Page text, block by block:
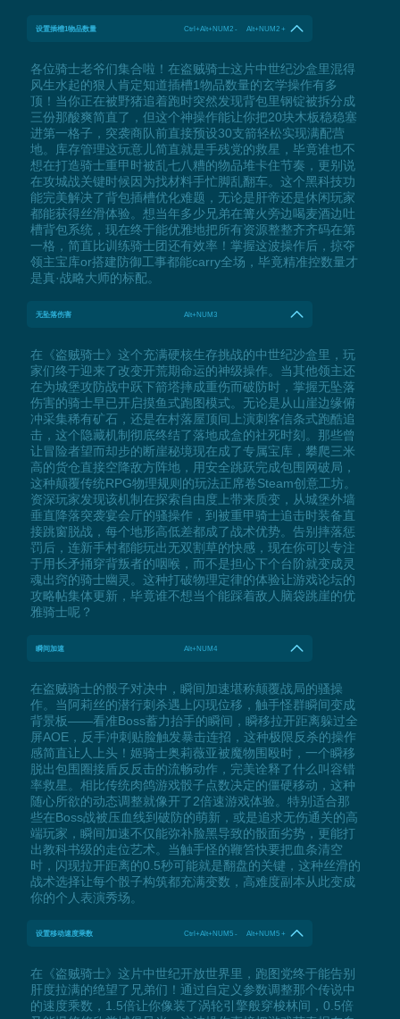
设置插槽1物品数量 Ctrl+Alt+NUM2 - Alt+NUM2 +
各位骑士老爷们集合啦！在盗贼骑士这片中世纪沙盒里混得
风生水起的狠人肯定知道插槽1物品数量的玄学操作有多
顶！当你正在被野猪追着跑时突然发现背包里钢锭被拆分成
三份那酸爽简直了，但这个神操作能让你把20块木板稳稳塞
进第一格子，突袭商队前直接预设30支箭轻松实现满配营
地。库存管理这玩意儿简直就是手残党的救星，毕竟谁也不
想在打造骑士重甲时被乱七八糟的物品堆卡住节奏，更别说
在攻城战关键时候因为找材料手忙脚乱翻车。这个黑科技功
能完美解决了背包插槽优化难题，无论是肝帝还是休闲玩家
都能获得丝滑体验。想当年多少兄弟在篝火旁边喝麦酒边吐
槽背包系统，现在终于能优雅地把所有资源整整齐齐码在第
一格，简直比训练骑士团还有效率！掌握这波操作后，掠夺
领主宝库or搭建防御工事都能carry全场，毕竟精准控数量才
是真·战略大师的标配。
无坠落伤害 Alt+NUM3
在《盗贼骑士》这个充满硬核生存挑战的中世纪沙盒里，玩
家们终于迎来了改变开荒期命运的神级操作。当其他领主还
在为城堡攻防战中跃下箭塔摔成重伤而破防时，掌握无坠落
伤害的骑士早已开启摸鱼式跑图模式。无论是从山崖边缘俯
冲采集稀有矿石，还是在村落屋顶间上演刺客信条式跑酷追
击，这个隐藏机制彻底终结了落地成盒的社死时刻。那些曾
让冒险者望而却步的断崖秘境现在成了专属宝库，攀爬三米
高的货仓直接空降敌方阵地，用安全跳跃完成包围网破局，
这种颠覆传统RPG物理规则的玩法正席卷Steam创意工坊。
资深玩家发现该机制在探索自由度上带来质变，从城堡外墙
垂直降落突袭宴会厅的骚操作，到被重甲骑士追击时装备直
接跳窗脱战，每个地形高低差都成了战术优势。告别摔落惩
罚后，连新手村都能玩出无双割草的快感，现在你可以专注
于用长矛捅穿背叛者的咽喉，而不是担心下个台阶就变成灵
魂出窍的骑士幽灵。这种打破物理定律的体验让游戏论坛的
攻略帖集体更新，毕竟谁不想当个能踩着敌人脑袋跳崖的优
雅骑士呢？
瞬间加速 Alt+NUM4
在盗贼骑士的骰子对决中，瞬间加速堪称颠覆战局的骚操
作。当阿莉丝的潜行刺杀遇上闪现位移，触手怪群瞬间变成
背景板——看准Boss蓄力抬手的瞬间，瞬移拉开距离躲过全
屏AOE，反手冲刺贴脸触发暴击连招，这种极限反杀的操作
感简直让人上头！姬骑士奥莉薇亚被魔物围殴时，一个瞬移
脱出包围圈接盾反反击的流畅动作，完美诠释了什么叫容错
率救星。相比传统肉鸽游戏骰子点数决定的僵硬移动，这种
随心所欲的动态调整就像开了2倍速游戏体验。特别适合那
些在Boss战被压血线到破防的萌新，或是追求无伤通关的高
端玩家，瞬间加速不仅能弥补脸黑导致的骰面劣势，更能打
出教科书级的走位艺术。当触手怪的鞭笞快要把血条清空
时，闪现拉开距离的0.5秒可能就是翻盘的关键，这种丝滑的
战术选择让每个骰子构筑都充满变数，高难度副本从此变成
你的个人表演秀场。
设置移动速度乘数 Ctrl+Alt+NUM5 - Alt+NUM5 +
在《盗贼骑士》这片中世纪开放世界里，跑图党终于能告别
肝度拉满的绝望了兄弟们！通过自定义参数调整那个传说中
的速度乘数，1.5倍让你像装了涡轮引擎般穿梭林间，0.5倍